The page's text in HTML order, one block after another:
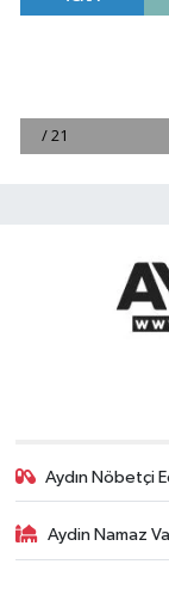
Aydın Nöbetçi
Aydin Namaz